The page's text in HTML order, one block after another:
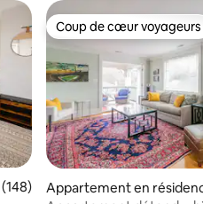
moyenne sur la base de
Coup de cœur voyageurs
Coup de cœur voyageurs
Appartement en